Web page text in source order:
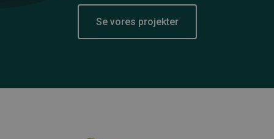
Se vores projekter